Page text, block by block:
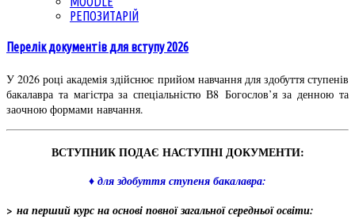
РЕПОЗИТАРІЙ
Перелік документів для вступу 2026
У 2026 році академія здійснює прийом навчання для здобуття ступенів
бакалавра та магістра за спеціальністю В8 Богослов’я за денною та
заочною формами навчання.
ВСТУПНИК ПОДАЄ НАСТУПНІ ДОКУМЕНТИ:
♦ для здобуття ступеня бакалавра:
> на перший курс на основі повної загальної середньої освіти: